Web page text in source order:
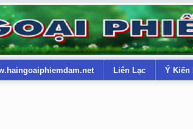
Liên Lạc Ý Kiến